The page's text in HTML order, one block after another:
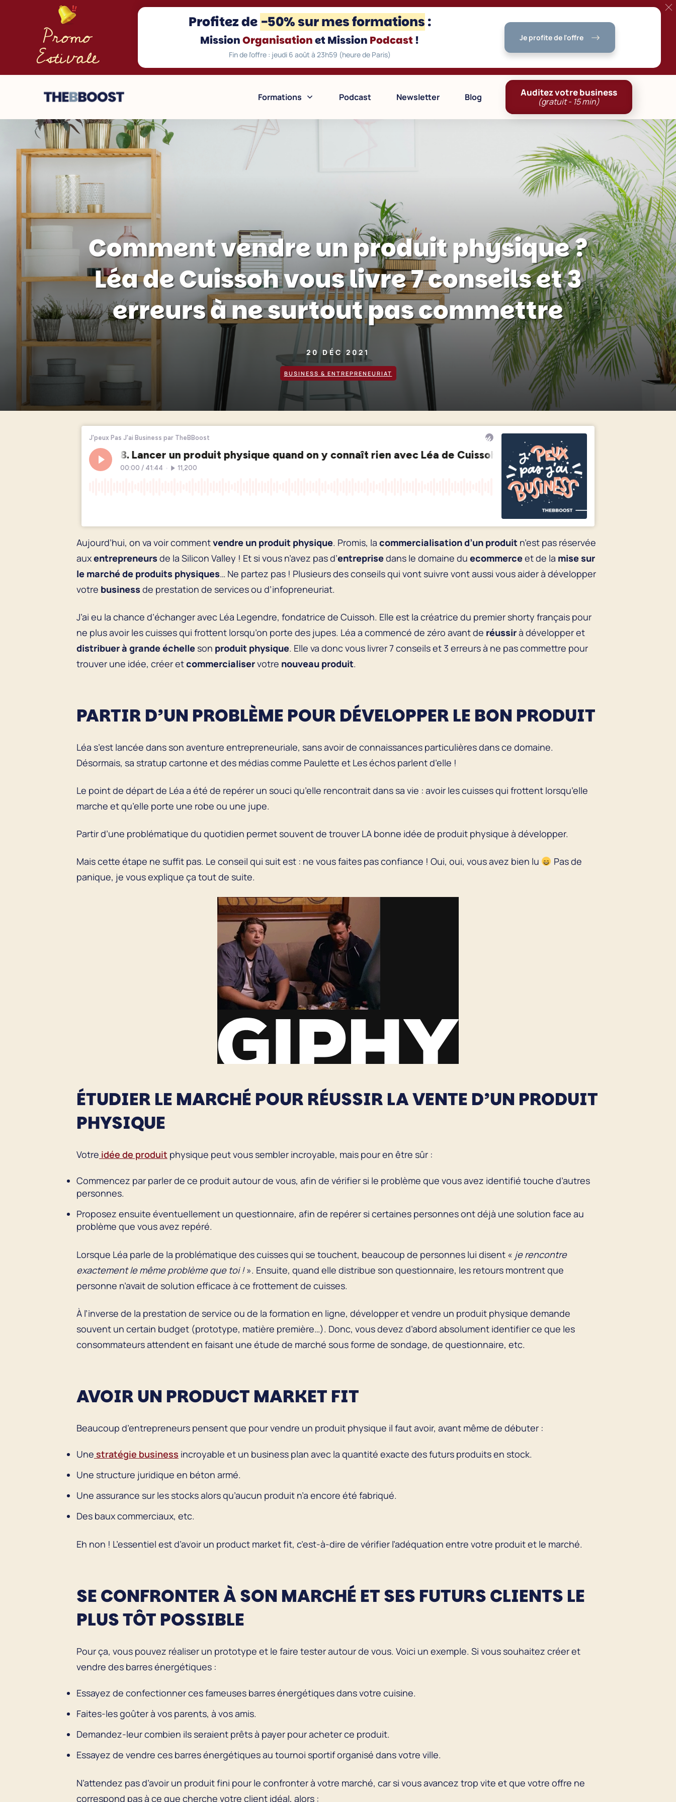
Formations Podcast Newsletter Blog Auditez votre business
(gratuit - 15 min)
Comment vendre un produit physique ?
Léa de Cuissoh vous livre 7 conseils et 3
erreurs à ne surtout pas commettre
20 DÉC 2021
BUSINESS & ENTREPRENEURIAT
Aujourd’hui, on va voir commentvendre un produit physique. Promis, la commercialisation d’un produit n’est pas réservée
auxentrepreneurs de la Silicon Valley ! Et si vous n’avez pas d’entreprisedans le domaine du ecommerceet de la mise sur
le marché de produits physiques… Ne partez pas ! Plusieurs des conseils qui vont suivre vont aussi vous aider à développer
votre business de prestation de services ou d’infopreneuriat.
J’ai eu la chance d’échanger avec Léa Legendre, fondatrice de Cuissoh. Elle est la créatrice du premier shorty français pour
ne plus avoir les cuisses qui frottent lorsqu’on porte des jupes. Léa a commencé de zéro avant de réussirà développer et
distribuer à grande échelle son produit physique. Elle va donc vous livrer 7 conseils et 3 erreurs à ne pas commettre pour
trouver une idée, créer etcommercialiservotre nouveau produit.
PARTIR D’UN PROBLÈME POUR DÉVELOPPER LE BON PRODUIT
Léa s’est lancée dans son aventure entrepreneuriale, sans avoir de connaissances particulières dans ce domaine.
Désormais, sa stratup cartonne et des médias comme Paulette et Les échos parlent d’elle !
Le point de départ de Léa a été de repérer un souci qu’elle rencontrait dans sa vie : avoir les cuisses qui frottent lorsqu’elle
marche et qu’elle porte une robe ou une jupe.
Partir d’une problématique du quotidien permet souvent de trouver LA bonne idée de produit physique à développer.
Mais cette étape ne suffit pas. Le conseil qui suit est : ne vous faites pas confiance ! Oui, oui, vous avez bien lu
Pas de
panique, je vous explique ça tout de suite.
ÉTUDIER LE MARCHÉ POUR RÉUSSIR LA VENTE D’UN PRODUIT
PHYSIQUE
Votre idée de produit physique peut vous sembler incroyable, mais pour en être sûr :
Commencez par parler de ce produit autour de vous, afin de vérifier si le problème que vous avez identifié touche d’autres
personnes.
Proposez ensuite éventuellement un questionnaire, afin de repérer si certaines personnes ont déjà une solution face au
problème que vous avez repéré.
Lorsque Léa parle de la problématique des cuisses qui se touchent, beaucoup de personnes lui disent « je rencontre
exactement le même problème que toi !». Ensuite, quand elle distribue son questionnaire, les retours montrent que
personne n’avait de solution efficace à ce frottement de cuisses.
À l’inverse de la prestation de service ou de la formation en ligne, développer et vendre un produit physique demande
souvent un certain budget (prototype, matière première…). Donc, vous devez d’abord absolument identifier ce que les
consommateurs attendent en faisant une étude de marché sous forme de sondage, de questionnaire, etc.
AVOIR UN PRODUCT MARKET FIT
Beaucoup d’entrepreneurs pensent que pour vendre un produit physique il faut avoir, avant même de débuter :
Une stratégie business incroyable et un business plan avec la quantité exacte des futurs produits en stock.
Une structure juridique en béton armé.
Une assurance sur les stocks alors qu’aucun produit n’a encore été fabriqué.
Des baux commerciaux, etc.
Eh non ! L’essentiel est d’avoir un product market fit, c’est-à-dire de vérifier l’adéquation entre votre produit et le marché.
SE CONFRONTER À SON MARCHÉ ET SES FUTURS CLIENTS LE
PLUS TÔT POSSIBLE
Pour ça, vous pouvez réaliser un prototype et le faire tester autour de vous. Voici un exemple. Si vous souhaitez créer et
vendre des barres énergétiques :
Essayez de confectionner ces fameuses barres énergétiques dans votre cuisine.
Faites-les goûter à vos parents, à vos amis.
Demandez-leur combien ils seraient prêts à payer pour acheter ce produit.
Essayez de vendre ces barres énergétiques au tournoi sportif organisé dans votre ville.
N’attendez pas d’avoir un produit fini pour le confronter à votre marché, car si vous avancez trop vite et que votre offre ne
correspond pas à ce que cherche votre client idéal, alors :
Promo
Estivale
Profitez de -50% sur mes formations :
MissionOrganisationet Mission Podcast!
Fin de l'offre : jeudi 6 août à 23h59 (heure de Paris)
Je profite de l'offre